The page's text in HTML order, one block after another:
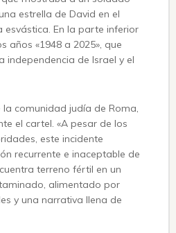
estrella de David en el
esvástica. En la parte inferior
años «1948 a 2025», que
independencia de Israel y el
comunidad judía de Roma,
el cartel. «A pesar de los
este incidente
recurrente e inaceptable de
terreno fértil en un
alimentado por
y una narrativa llena de